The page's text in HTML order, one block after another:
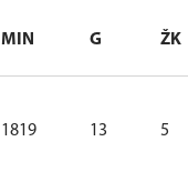
MIN G ŽK
1819 13 5